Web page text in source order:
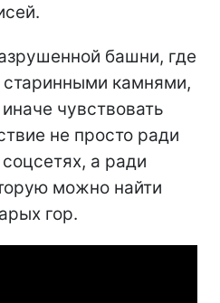
башни, где
камнями,
чувствовать
не просто ради
а ради
можно найти
гор.